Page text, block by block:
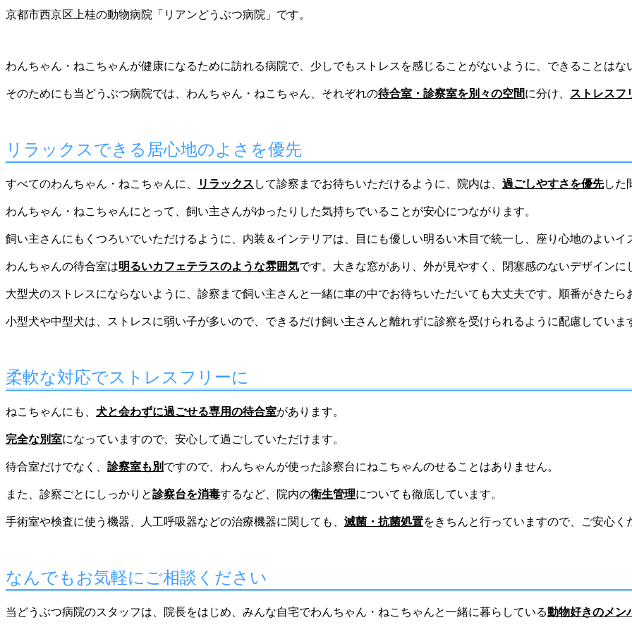
京都市西京区上桂の動物病院「リアンどうぶつ病院」です。
わんちゃん・ねこちゃんが健康になるために訪れる病院で、少しでもストレスを感じることがないように、できることはな
そのためにも当どうぶつ病院では、わんちゃん・ねこちゃん、それぞれの待合室・診察室を別々の空間に分け、 ストレスフ
リラックスできる居心地のよさを優先
すべてのわんちゃん・ねこちゃんに、 リラックス して診察までお待ちいただけるように、院内は、 過ごしやすさを優先した
わんちゃん・ねこちゃんにとって、飼い主さんがゆったりした気持ちでいることが安心につながります。
飼い主さんにもくつろいでいただけるように、内装＆インテリアは、目にも優しい明るい木目で統一し、座り心地のよいイ
わんちゃんの待合室は明るいカフェテラスのような雰囲気です。大きな窓があり、外が見やすく、閉塞感のないデザインに
大型犬のストレスにならないように、診察まで飼い主さんと一緒に車の中でお待ちいただいても大丈夫です。順番がきたら
小型犬や中型犬は、ストレスに弱い子が多いので、できるだけ飼い主さんと離れずに診察を受けられるように配慮していま
柔軟な対応でストレスフリーに
ねこちゃんにも、 犬と会わずに過ごせる専用の待合室があります。
完全な別室になっていますので、安心して過ごしていただけます。
待合室だけでなく、 診察室も別 ですので、わんちゃんが使った診察台にねこちゃんのせることはありません。
また、診察ごとにしっかりと診察台を消毒するなど、院内の衛生管理についても徹底しています。
手術室や検査に使う機器、人工呼吸器などの治療機器に関しても、 滅菌・抗菌処置をきちんと行っていますので、ご安心く
なんでもお気軽にご相談ください
当どうぶつ病院のスタッフは、院長をはじめ、みんな自宅でわんちゃん・ねこちゃんと一緒に暮らしている動物好きのメン